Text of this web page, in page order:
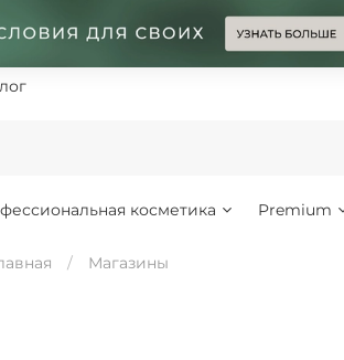
косметика Premium
Магазины